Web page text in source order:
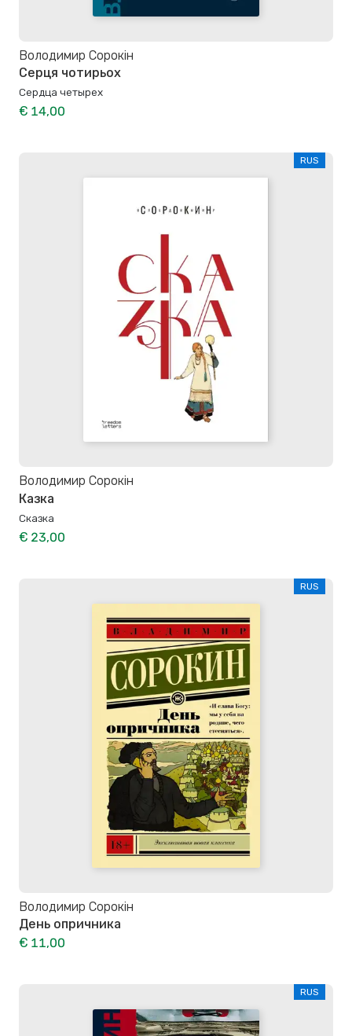
Володимир Сорокін
Серця чотирьох
Сердца четырех
€ 14,00
RUS
Володимир Сорокін
Казка
Сказка
€ 23,00
RUS
Володимир Сорокін
День опричника
€ 11,00
RUS